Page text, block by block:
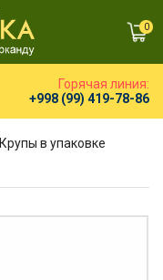
0
Горячая линия:
+998 (99) 419-78-86
Крупы в упаковке